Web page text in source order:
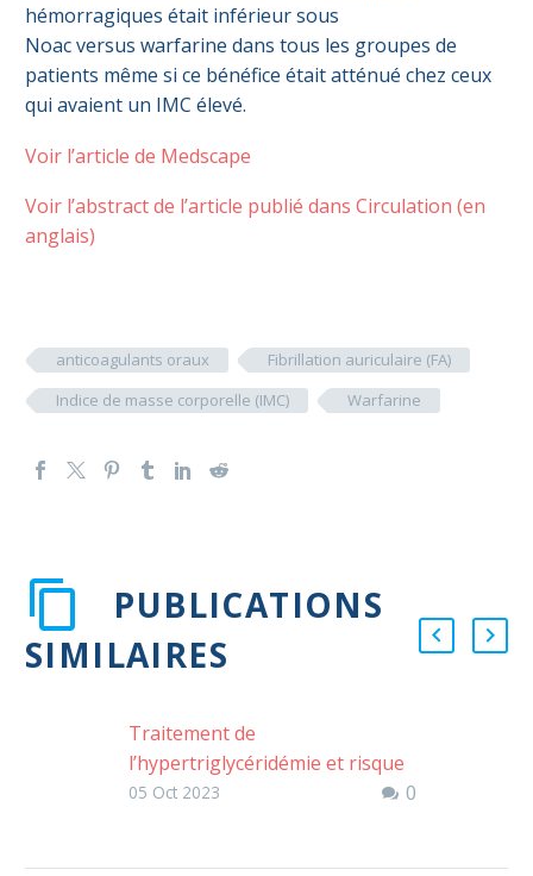
hémorragiques était inférieur sous
Noac versus warfarine dans tous les groupes de
patients même si ce bénéfice était atténué chez ceux
qui avaient un IMC élevé.
Voir l’article de Medscape
Voir l’abstract de l’article publié dans Circulation (en
anglais)
anticoagulants oraux
Fibrillation auriculaire (FA)
Indice de masse corporelle (IMC)
Warfarine
PUBLICATIONS
SIMILAIRES
Traitement de
l’hypertriglycéridémie et risque
de FA
0
05 Oct 2023